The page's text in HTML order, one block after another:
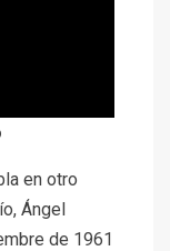
en otro
Ángel
de 1961